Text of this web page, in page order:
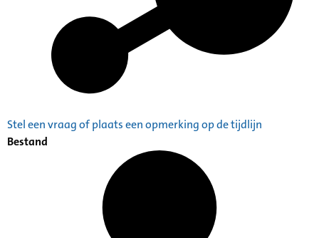
Stel een vraag of plaats een opmerking op de tijdlijn
Bestand